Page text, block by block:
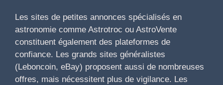
Les sites de petites annonces spécialisés en
astronomie comme Astrotroc ou AstroVente
constituent également des plateformes de
confiance. Les grands sites généralistes
(Leboncoin, eBay) proposent aussi de nombreuses
offres, mais nécessitent plus de vigilance. Les